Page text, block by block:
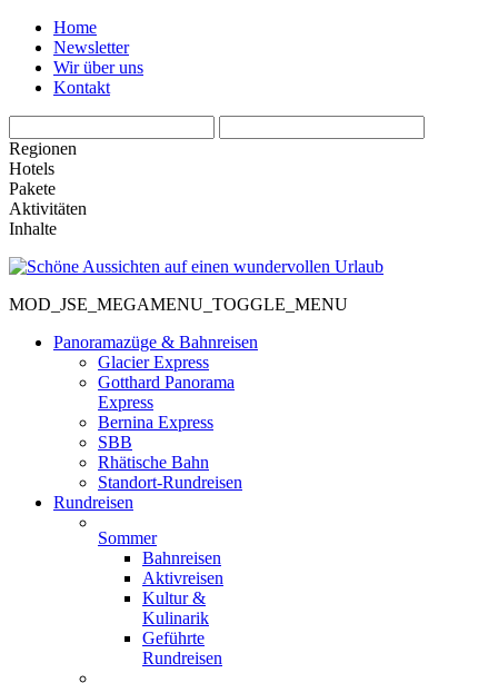
Home
Newsletter
Wir über uns
Kontakt
Regionen
Hotels
Pakete
Aktivitäten
Inhalte
MOD_JSE_MEGAMENU_TOGGLE_MENU
Panoramazüge & Bahnreisen
Glacier Express
Gotthard Panorama
Express
Bernina Express
SBB
Rhätische Bahn
Standort-Rundreisen
Rundreisen
Sommer
Bahnreisen
Aktivreisen
Kultur &
Kulinarik
Geführte
Rundreisen